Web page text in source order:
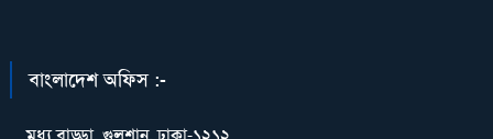
বাংলাদেশ অফিস :-